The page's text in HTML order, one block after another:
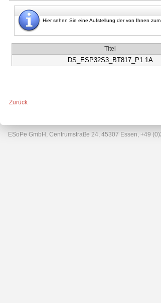
Hier sehen Sie eine Aufstellung der von Ihnen
Titel
DS_ESP32S3_BT817_P1 1A
Zurück
ESoPe GmbH, Centrumstraße 24, 45307 Essen, +49